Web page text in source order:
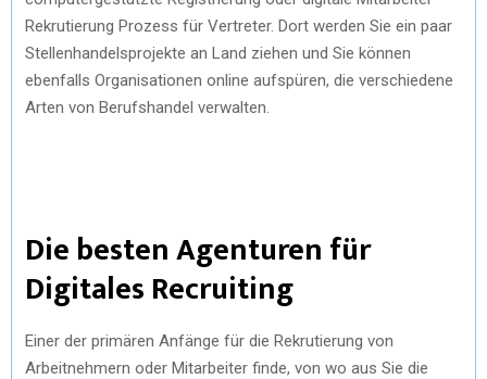
Rekrutierung Prozess für Vertreter. Dort werden Sie ein paar
Stellenhandelsprojekte an Land ziehen und Sie können
ebenfalls Organisationen online aufspüren, die verschiedene
Arten von Berufshandel verwalten.
Die besten Agenturen für
Digitales Recruiting
Einer der primären Anfänge für die Rekrutierung von
Arbeitnehmern oder Mitarbeiter finde, von wo aus Sie die